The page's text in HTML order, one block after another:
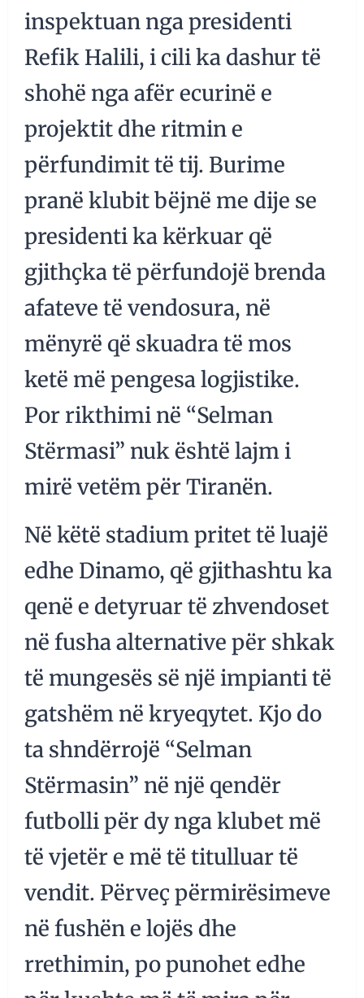
inspektuan nga presidenti
Refik Halili, i cili ka dashur të
shohë nga afër ecurinë e
projektit dhe ritmin e
përfundimit të tij. Burime
pranë klubit bëjnë me dije se
presidenti ka kërkuar që
gjithçka të përfundojë brenda
afateve të vendosura, në
mënyrë që skuadra të mos
ketë më pengesa logjistike.
Por rikthimi në “Selman
Stërmasi” nuk është lajm i
mirë vetëm për Tiranën.
Në këtë stadium pritet të luajë
edhe Dinamo, që gjithashtu ka
qenë e detyruar të zhvendoset
në fusha alternative për shkak
të mungesës së një impianti të
gatshëm në kryeqytet. Kjo do
ta shndërrojë “Selman
Stërmasin” në një qendër
futbolli për dy nga klubet më
të vjetër e më të titulluar të
vendit. Përveç përmirësimeve
në fushën e lojës dhe
rrethimin, po punohet edhe